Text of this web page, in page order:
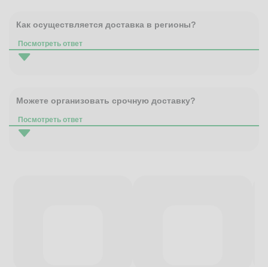
Как осуществляется доставка в регионы?
Посмотреть ответ
Можете организовать срочную доставку?
Посмотреть ответ